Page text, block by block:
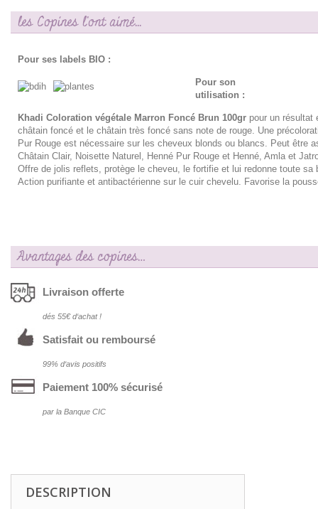
les Copines l'ont aimé...
Pour ses labels BIO :
Pour son
utilisation :
Khadi Coloration végétale Marron Foncé Brun 100gr pour un résultat
châtain foncé et le châtain très foncé sans note de rouge. Une
Pur Rouge est nécessaire sur les cheveux blonds ou blancs. Peut être
Châtain Clair, Noisette Naturel, Henné Pur Rouge et Henné, Amla et
Offre de jolis reflets, protège le cheveu, le fortifie et lui redonne toute sa
Action purifiante et antibactérienne sur le cuir chevelu. Favorise la
Avantages des copines…
Livraison offerte
dés 55€ d‘achat !
Satisfait ou remboursé
99% d‘avis positifs
Paiement 100% sécurisé
par la Banque CIC
DESCRIPTION